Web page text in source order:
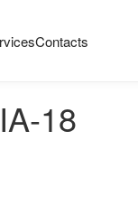
Contacts
18